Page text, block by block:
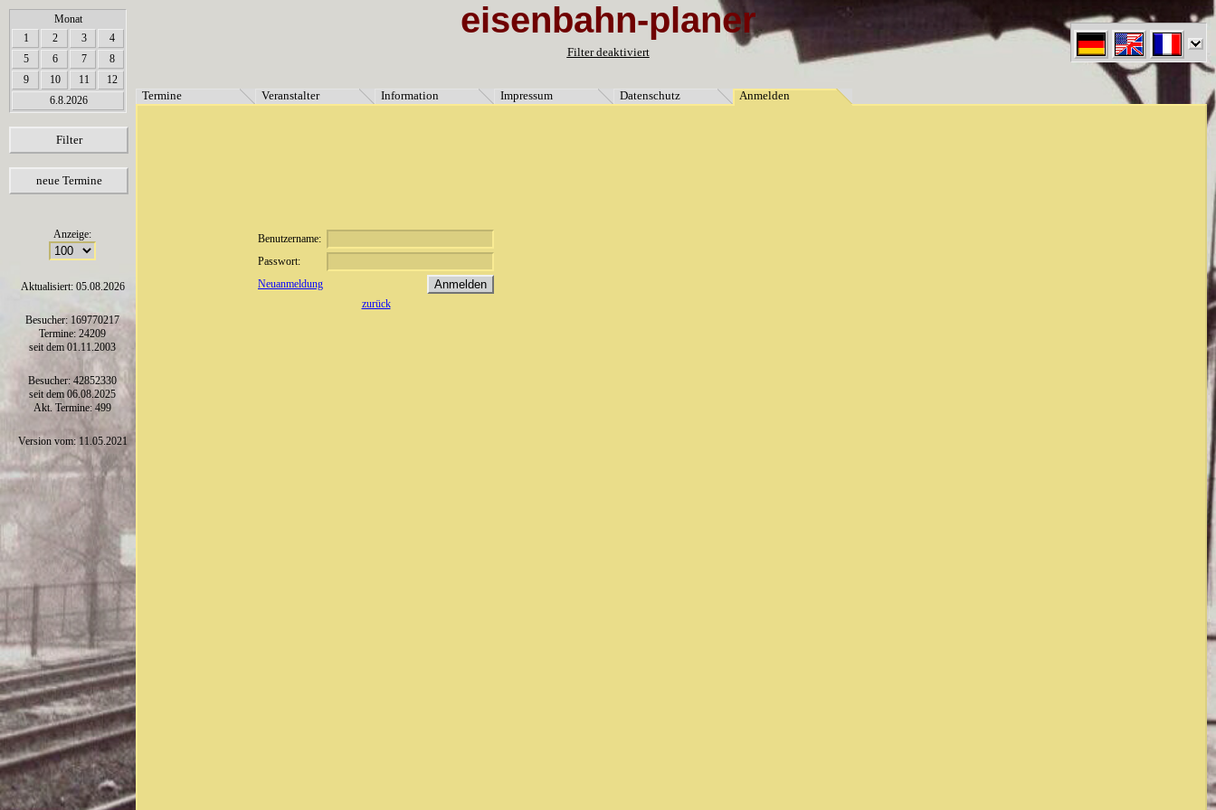
array(6) { [0]=> string(7) "Termine" [1]=> string(12) "Veranstalter" [2]=> string(11) "Information" [3]=> string(9) "Impressum" [5]=> string(11) "Datenschutz" [4]=> string(8) "Anmelden" }
eisenbahn-planer
Filter deaktiviert
Termine Veranstalter Information Impressum Datenschutz Anmelden
Monat
1
2 3
4
5
6 7
8
9
10 11
12
6.8.2026
Filter
neue Termine
Anzeige:
Aktualisiert: 05.08.2026
Besucher: 169770217
Termine: 24209
seit dem 01.11.2003
Besucher: 42852330
seit dem 06.08.2025
Akt. Termine: 499
Version vom: 11.05.2021
Benutzername:
Passwort:
Neuanmeldung
zurück